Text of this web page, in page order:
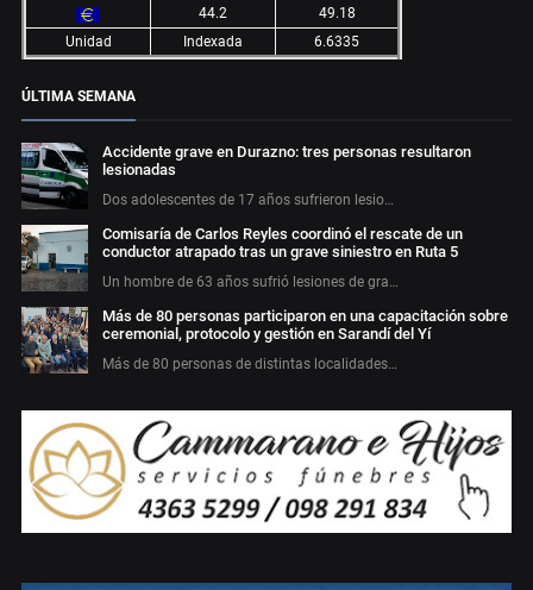
44.2
49.18
Unidad
Indexada 6.6335
ÚLTIMA SEMANA
Accidente grave en Durazno: tres personas resultaron
lesionadas
Dos adolescentes de 17 años sufrieron lesio…
Comisaría de Carlos Reyles coordinó el rescate de un
conductor atrapado tras un grave siniestro en Ruta 5
Un hombre de 63 años sufrió lesiones de gra…
Más de 80 personas participaron en una capacitación sobre
ceremonial, protocolo y gestión en Sarandí del Yí
Más de 80 personas de distintas localidades…